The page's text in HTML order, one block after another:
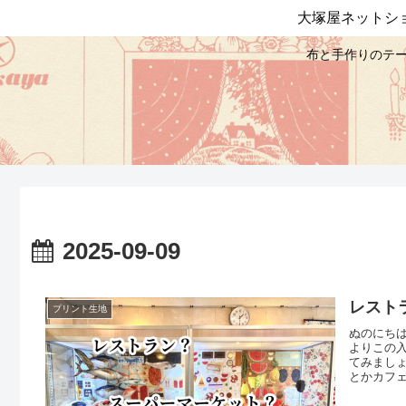
布と手作りのテ
大塚屋ネットシ
2025-09-09
プリント生地 レスト
ぬのにち
よりこの
てみまし
とかカフ